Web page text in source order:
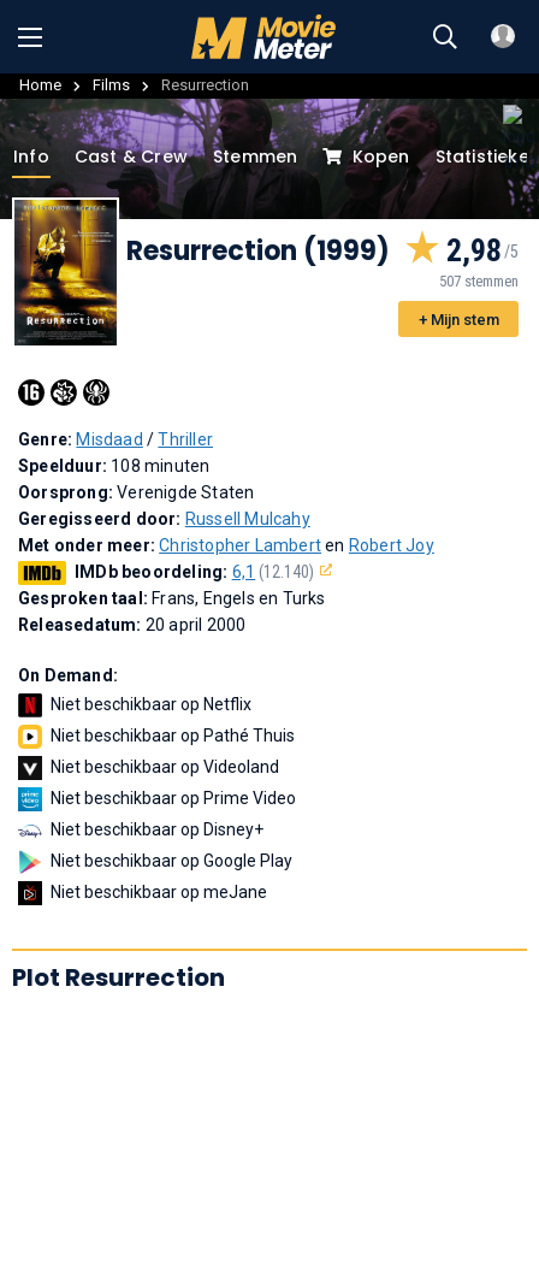
Home Films Resurrection
Info Cast & Crew Stemmen Kopen
Resurrection (1999) 2,98
507 stemmen
+ Mijn stem
Genre: Misdaad /Thriller
Speelduur: 108 minuten
Oorsprong:Verenigde Staten
Geregisseerd door: Russell Mulcahy
Met onder meer:Christopher Lamberten Robert Joy
IMDb beoordeling: 6,1 (12.140)
Gesproken taal: Frans, Engels en Turks
Releasedatum: 20 april 2000
On Demand:
Niet beschikbaar op Netflix
Niet beschikbaar op Pathé Thuis
Niet beschikbaar op Videoland
Niet beschikbaar op Prime Video
Niet beschikbaar op Disney+
Niet beschikbaar op Google Play
Niet beschikbaar op meJane
Plot Resurrection